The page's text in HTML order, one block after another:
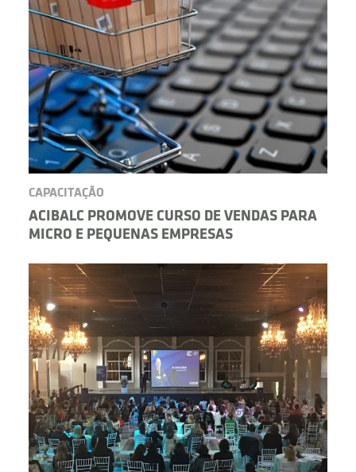
CAPACITAÇÃO
ACIBALC PROMOVE CURSO DE VENDAS PARA
MICRO E PEQUENAS EMPRESAS